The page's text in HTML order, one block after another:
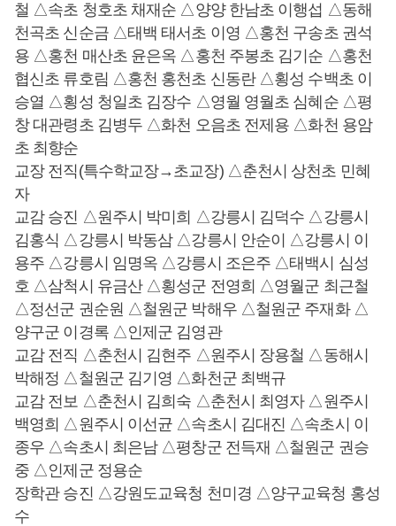
철 △속초 청호초 채재순 △양양 한남초 이행섭 △동해
천곡초 신순금 △태백 태서초 이영 △홍천 구송초 권석
용 △홍천 매산초 윤은옥 △홍천 주봉초 김기순 △홍천
협신초 류호림 △홍천 홍천초 신동란 △횡성 수백초 이
승열 △횡성 청일초 김장수 △영월 영월초 심혜순 △평
창 대관령초 김병두 △화천 오음초 전제용 △화천 용암
초 최향순
교장 전직(특수학교장→초교장) △춘천시 상천초 민혜
자
교감 승진 △원주시 박미희 △강릉시 김덕수 △강릉시
김홍식 △강릉시 박동삼 △강릉시 안순이 △강릉시 이
용주 △강릉시 임명옥 △강릉시 조은주 △태백시 심성
호 △삼척시 유금산 △횡성군 전영희 △영월군 최근철
△정선군 권순원 △철원군 박해우 △철원군 주재화 △
양구군 이경록 △인제군 김영관
교감 전직 △춘천시 김현주 △원주시 장용철 △동해시
박해정 △철원군 김기영 △화천군 최백규
교감 전보 △춘천시 김희숙 △춘천시 최영자 △원주시
백영희 △원주시 이선균 △속초시 김대진 △속초시 이
종우 △속초시 최은남 △평창군 전득재 △철원군 권승
중 △인제군 정용순
장학관 승진 △강원도교육청 천미경 △양구교육청 홍성
수